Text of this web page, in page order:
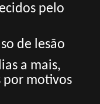
pelo
de lesão
a mais,
por motivos